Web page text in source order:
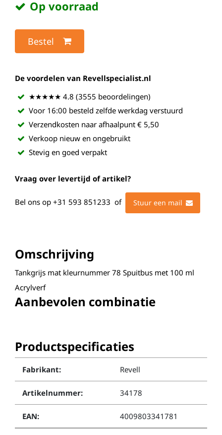
Op voorraad
Bestel
De voordelen van Revellspecialist.nl
★★★★★ 4.8 (3555 beoordelingen)
Voor 16:00 besteld zelfde werkdag verstuurd
Verzendkosten naar afhaalpunt € 5,50
Verkoop nieuw en ongebruikt
Stevig en goed verpakt
Vraag over levertijd of artikel?
Bel ons op +31 593 851233 of Stuur een mail
Omschrijving
Tankgrijs mat kleurnummer 78 Spuitbus met 100 ml
Acrylverf
Aanbevolen combinatie
Productspecificaties
Fabrikant: Revell
Artikelnummer: 34178
EAN: 4009803341781